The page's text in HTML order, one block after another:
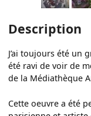
Description
J’ai toujours été un
été ravi de voir de
de la Médiathèque
Cette oeuvre a été